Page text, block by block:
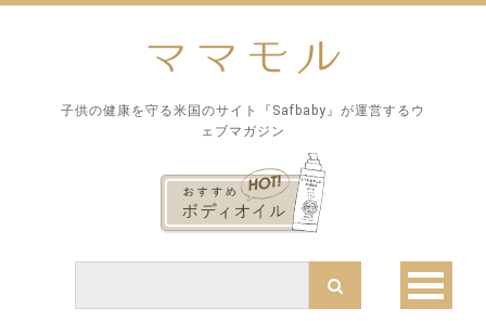
子供の健康を守る米国のサイト『Safbaby』が運営するウ
ェブマガジン